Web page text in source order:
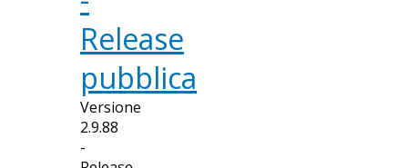
Release
pubblica
Versione
2.9.88
-